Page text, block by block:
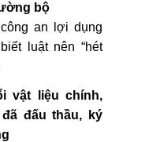
bộ
an lợi dụng
luật nên “hét
vật liệu chính,
đấu thầu, ký